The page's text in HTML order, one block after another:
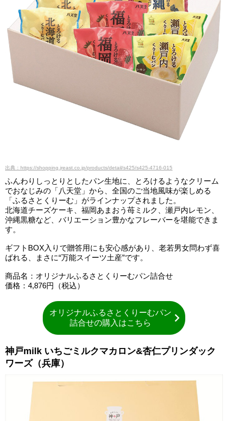
出典：https://shopping.jreast.co.jp/products/detail/s425/s425-4716-015
ふんわりしっとりとしたパン生地に、とろけるようなクリーム
でおなじみの「八天堂」から、全国のご当地風味が楽しめる
「ふるさとくりーむ」がラインナップされました。
北海道チーズケーキ、福岡あまおう苺ミルク、瀬戸内レモン、
沖縄黒糖など、バリエーション豊かなフレーバーを堪能できま
す。
ギフトBOX入りで贈答用にも安心感があり、老若男女問わず喜
ばれる、まさに“万能スイーツ土産”です。
商品名：オリジナルふるさとくりーむパン詰合せ
価格：4,876円（税込）
オリジナルふるさとくりーむパン
詰合せの購入はこちら
神戸milk いちごミルクマカロン&杏仁プリンダック
ワーズ（兵庫）